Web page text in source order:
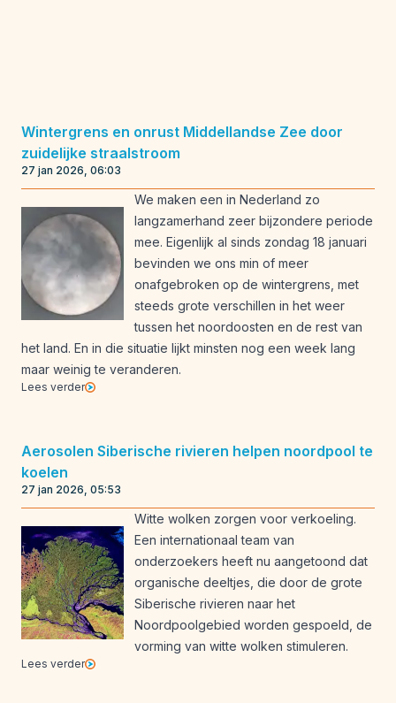
Wintergrens en onrust Middellandse Zee door
zuidelijke straalstroom
27 jan 2026, 06:03
We maken een in Nederland zo
langzamerhand zeer bijzondere periode
mee. Eigenlijk al sinds zondag 18 januari
bevinden we ons min of meer
onafgebroken op de wintergrens, met
steeds grote verschillen in het weer
tussen het noordoosten en de rest van
het land. En in die situatie lijkt minsten nog een week lang
maar weinig te veranderen.
Lees verder
Aerosolen Siberische rivieren helpen noordpool te
koelen
27 jan 2026, 05:53
Witte wolken zorgen voor verkoeling.
Een internationaal team van
onderzoekers heeft nu aangetoond dat
organische deeltjes, die door de grote
Siberische rivieren naar het
Noordpoolgebied worden gespoeld, de
vorming van witte wolken stimuleren.
Lees verder